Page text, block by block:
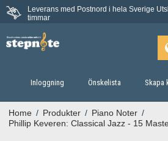
Leverans med Postnord i hela Sverige
timmar
Inloggning Önskelista Skapa
Home / Produkter / Piano Noter /
Phillip Keveren: Classical Jazz - 15